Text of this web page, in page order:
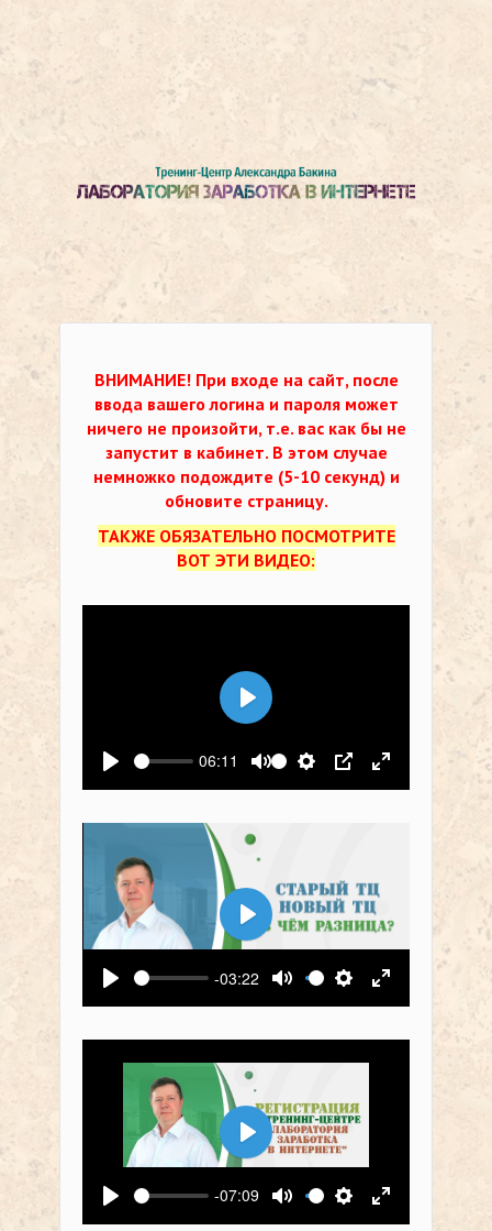
ВНИМАНИЕ! При входе на сайт, после
ввода вашего логина и пароля может
ничего не произойти, т.е. вас как бы не
запустит в кабинет. В этом случае
немножко подождите (5-10 секунд) и
обновите страницу.
ТАКЖЕ ОБЯЗАТЕЛЬНО ПОСМОТРИТЕ
ВОТ ЭТИ ВИДЕО:
Воспроизвести
06:11
Выключить звук
Настройки
PIP На весь
Воспроизвести
Воспроизвести
-03:22
Выключить звук
Настройки
На весь
Воспроизвести
Воспроизвести
-07:09
Выключить звук
Настройки
На весь
Воспроизвести